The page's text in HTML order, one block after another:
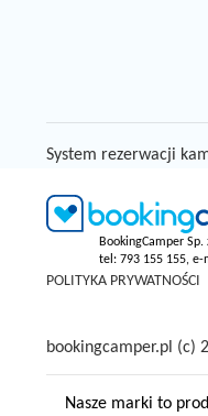
System rezerwacji
BookingCamper
tel: 793 155 155, e-
POLITYKA PRYWATNOŚCI
bookingcamper.pl (c)
Nasze marki to